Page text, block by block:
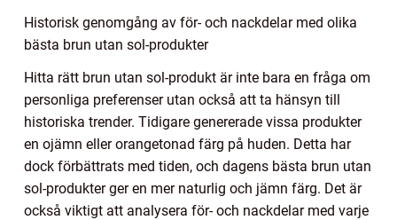
Historisk genomgång av för- och nackdelar med olika
bästa brun utan sol-produkter
Hitta rätt brun utan sol-produkt är inte bara en fråga om
personliga preferenser utan också att ta hänsyn till
historiska trender. Tidigare genererade vissa produkter
en ojämn eller orangetonad färg på huden. Detta har
dock förbättrats med tiden, och dagens bästa brun utan
sol-produkter ger en mer naturlig och jämn färg. Det är
också viktigt att analysera för- och nackdelar med varje